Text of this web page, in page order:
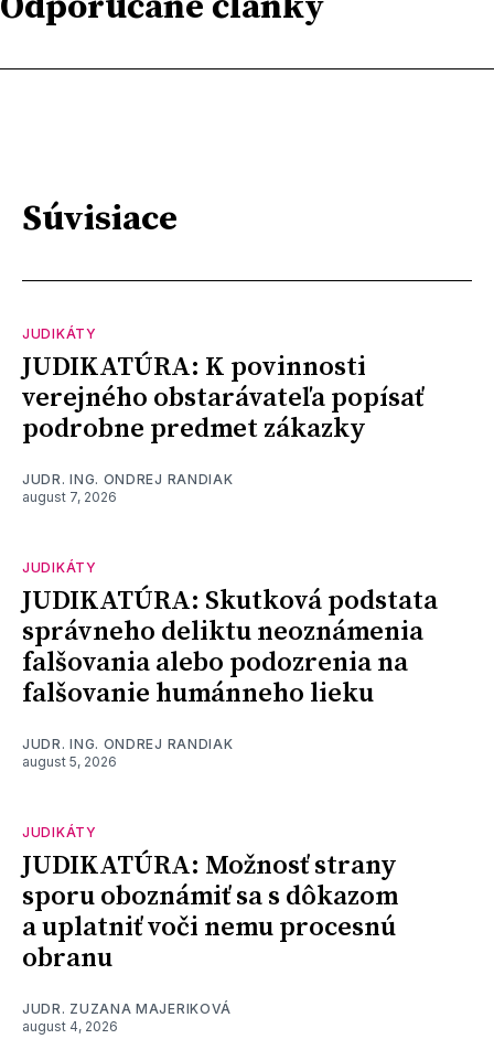
Súvisiace
JUDIKÁTY
JUDIKATÚRA: K povinnosti
verejného obstarávateľa popísať
podrobne predmet zákazky
JUDR. ING. ONDREJ RANDIAK
august 7, 2026
JUDIKÁTY
JUDIKATÚRA: Skutková podstata
správneho deliktu neoznámenia
falšovania alebo podozrenia na
falšovanie humánneho lieku
JUDR. ING. ONDREJ RANDIAK
august 5, 2026
JUDIKÁTY
JUDIKATÚRA: Možnosť strany
sporu oboznámiť sa s dôkazom
a uplatniť voči nemu procesnú
obranu
JUDR. ZUZANA MAJERIKOVÁ
august 4, 2026